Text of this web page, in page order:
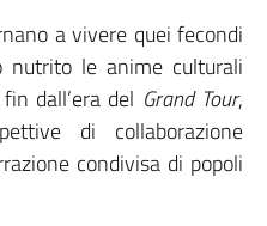
a vivere quei fecondi
nutrito le anime culturali
dall’era del Grand Tour,
di collaborazione
condivisa di popoli